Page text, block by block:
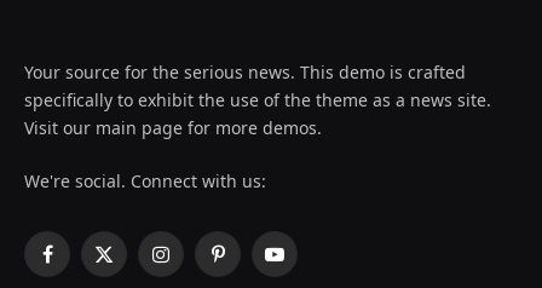
Your source for the serious news. This demo is crafted
specifically to exhibit the use of the theme as a news site.
Visit our main page for more demos.
We're social. Connect with us:
Facebook
X
InstagramPinterestYouTube